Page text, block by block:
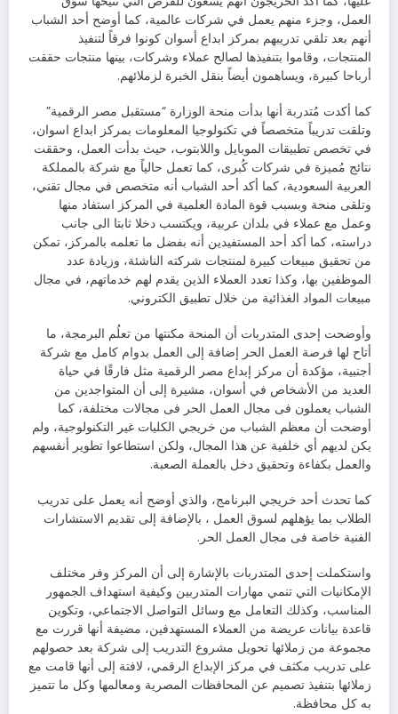
العمل، وجزء منهم يعمل في شركات عالمية، كما أوضح أحد الشباب
أنهم بعد تلقي تدريبهم بمركز ابداع أسوان كونوا فرقاً لتنفيذ
المنتجات، وقاموا بتنفيذها لصالح عملاء وشركات، بينها منتجات حققت
أرباحا كبيرة، ويساهمون أيضاً بنقل الخبرة لزملائهم.
كما أكدت مُتدربة أنها بدأت منحة الوزارة “مستقبل مصر الرقمية”
وتلقت تدريباً متخصصاً في تكنولوجيا المعلومات بمركز ابداع اسوان،
في تخصص تطبيقات الموبايل واللابتوب، حيث بدأت العمل، وحققت
نتائج مُميزة في شركات كُبرى، كما تعمل حالياً مع شركة بالمملكة
العربية السعودية، كما أكد أحد الشباب أنه متخصص في مجال تقني،
وتلقى منحة وبسبب قوة المادة العلمية في المركز استفاد منها
وعمل مع عملاء في بلدان عربية، ويكتسب دخلا ثابتا الى جانب
دراسته، كما أكد أحد المستفيدين أنه بفضل ما تعلمه بالمركز، تمكن
من تحقيق مبيعات كبيرة لمنتجات شركته الناشئة، وزيادة عدد
الموظفين بها، وكذا تعدد العملاء الذين يقدم لهم خدماتهم، في مجال
مبيعات المواد الغذائية من خلال تطبيق الكتروني.
وأوضحت إحدى المتدربات أن المنحة مكنتها من تعلُم البرمجة، ما
أتاح لها فرصة العمل الحر إضافة إلى العمل بدوام كامل مع شركة
أجنبية، مؤكدة أن مركز إبداع مصر الرقمية مثل فارقًا في حياة
العديد من الأشخاص في أسوان، مشيرة إلى أن المتواجدين من
الشباب يعملون فى مجال العمل الحر فى مجالات مختلفة، كما
أوضحت أن معظم الشباب من خريجي الكليات غير التكنولوجية، ولم
يكن لديهم أي خلفية عن هذا المجال، ولكن استطاعوا تطوير أنفسهم
والعمل بكفاءة وتحقيق دخل بالعملة الصعبة.
كما تحدث أحد خريجي البرنامج، والذي أوضح أنه يعمل على تدريب
الطلاب بما يؤهلهم لسوق العمل ، بالإضافة إلى تقديم الاستشارات
الفنية خاصة فى مجال العمل الحر.
واستكملت إحدى المتدربات بالإشارة إلى أن المركز وفر مختلف
الإمكانيات التي تنمي مهارات المتدربين وكيفية استهداف الجمهور
المناسب، وكذلك التعامل مع وسائل التواصل الاجتماعي، وتكوين
قاعدة بيانات عريضة من العملاء المستهدفين، مضيفة أنها قررت مع
مجموعة من زملائها تحويل مشروع التدريب إلى شركة بعد حصولهم
على تدريب مكثف في مركز الإبداع الرقمي، لافتة إلى أنها قامت مع
زملائها بتنفيذ تصميم عن المحافظات المصرية ومعالمها وكل ما تتميز
به كل محافظة.